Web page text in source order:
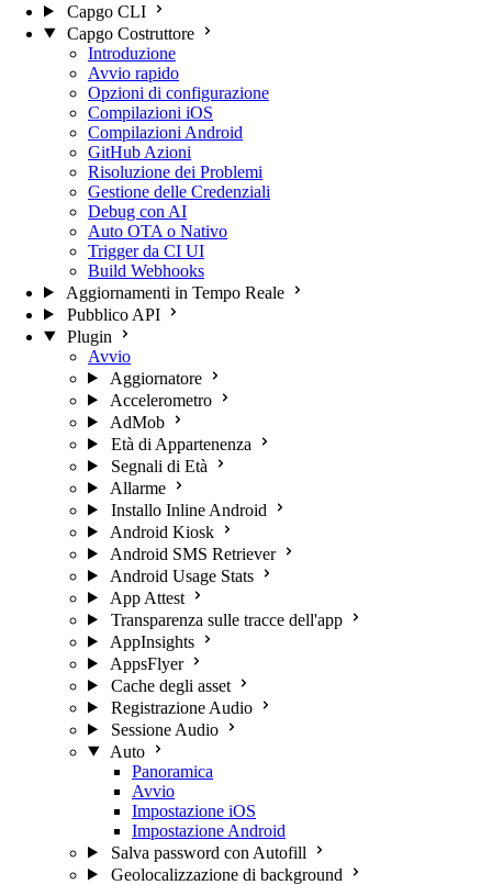
Capgo CLI
Capgo Costruttore
Introduzione
Avvio rapido
Opzioni di configurazione
Compilazioni iOS
Compilazioni Android
GitHub Azioni
Risoluzione dei Problemi
Gestione delle Credenziali
Debug con AI
Auto OTA o Nativo
Trigger da CI UI
Build Webhooks
Aggiornamenti in Tempo Reale
Pubblico API
Plugin
Avvio
Aggiornatore
Accelerometro
AdMob
Età di Appartenenza
Segnali di Età
Allarme
Installo Inline Android
Android Kiosk
Android SMS Retriever
Android Usage Stats
App Attest
Transparenza sulle tracce dell'app
AppInsights
AppsFlyer
Cache degli asset
Registrazione Audio
Sessione Audio
Auto
Panoramica
Avvio
Impostazione iOS
Impostazione Android
Salva password con Autofill
Geolocalizzazione di background